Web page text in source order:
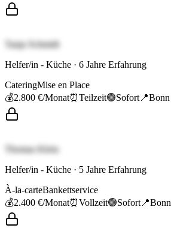
Tanja Schmidt
Helfer/in - Küche · 6 Jahre Erfahrung
CateringMise en Place
💰2.800 €/Monat⏰Teilzeit🟢Sofort 📍Bonn
Thomas Klein
Helfer/in - Küche · 5 Jahre Erfahrung
À-la-carteBankettservice
💰2.400 €/Monat⏰Vollzeit🟢Sofort 📍Bonn